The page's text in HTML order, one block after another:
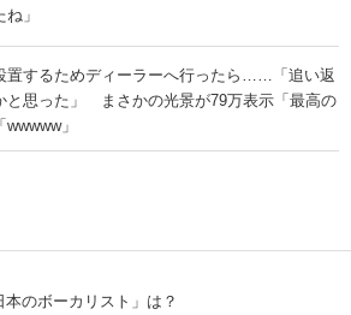
」
置するためディーラーへ行ったら……「追い返
と思った」 まさかの光景が79万表示「最高の
」
のボーカリスト」は？